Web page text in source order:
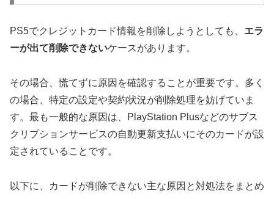
PS5でクレジットカード情報を削除しようとしても、 エラ
ーが出て削除できないケースがあります。
その場合、慌てずに原因を確認することが重要です。多く
の場合、特定の設定や契約状況が削除処理を妨げていま
す。最も一般的な原因は、PlayStation Plusなどのサブス
クリプションサービスの自動更新支払いにそのカードが設
定されている ことです。
以下に、カードが削除できない主な原因と対処法をまとめ